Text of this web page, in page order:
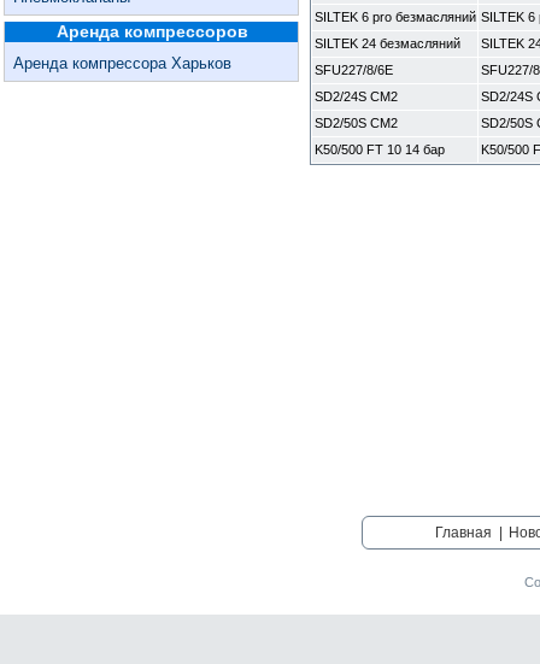
Аренда компрессоров
Аренда компрессора Харьков
SILTEK 6 pro безмасляний SILTEK 6
SILTEK 24 безмасляний
SILTEK
SFU227/8/6E
SFU227/
SD2/24S CM2
SD2/24S
SD2/50S CM2
SD2/50S
K50/500 FT 10 14 бар
K50/500
Главная